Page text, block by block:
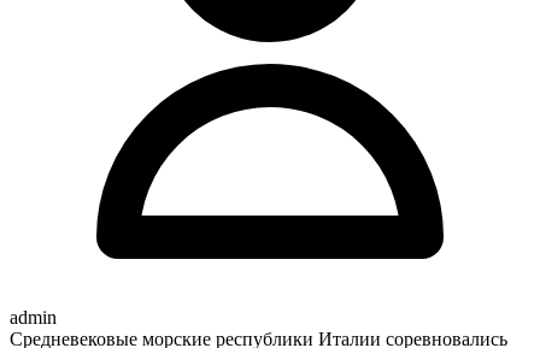
admin
Средневековые морские республики Италии соревновались